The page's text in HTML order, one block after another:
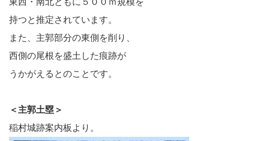
持つと推定されています。
また、主郭部分の東側を削り、
西側の尾根を盛土した痕跡が
うかがえるとのことです。
＜主郭土塁＞
稲村城跡案内板より。